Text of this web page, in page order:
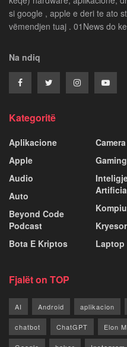
si google , apple e deri te ato
vëmendjen tuaj . 01News do
Na ndiq
Kategoritë
Aplikacione
Apple
Audio
Auto
Beyond Code
Podcast
Bota E Kriptos
Camera
Gaming
Laptop
Fjalët on TOP
AI Android aplikacion
chatbot ChatGPT Elon